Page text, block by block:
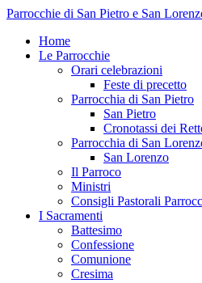
Parrocchie di San Pietro e San
Home
Le Parrocchie
Orari celebrazioni
Feste di precetto
Parrocchia di San Pietro
San Pietro
Cronotassi dei
Parrocchia di San
San Lorenzo
Il Parroco
Ministri
Consigli Pastorali
I Sacramenti
Battesimo
Confessione
Comunione
Cresima